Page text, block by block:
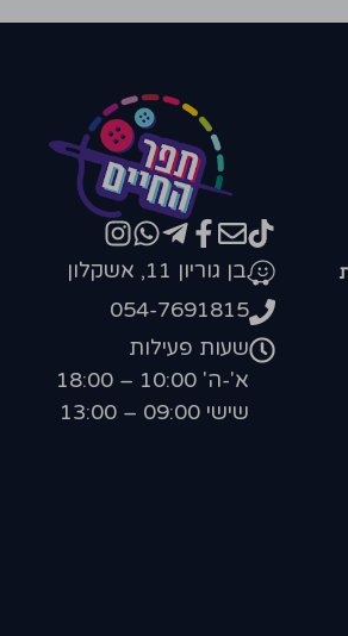
בן גוריון 11, אשקלון
054-7691815
שעות פעילות
א'-ה' 10:00 – 18:00
שישי 09:00 – 13:00